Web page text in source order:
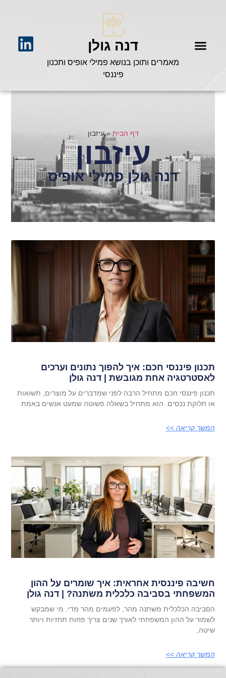
דנה גולן
מאמרים ותוכן בנושא פמילי אופיס ותכנון
פיננסי
דף הבית»עיזבון
עיזבון
דנה גולן פמילי אופיס
תכנון פיננסי חכם: איך להפוך נתונים וערכים
לאסטרטגיה אחת מגובשת | דנה גולן
תכנון פיננסי חכם מתחיל הרבה לפני שמדברים על מוצרים, תשואות
או חלוקת נכסים. הוא מתחיל בשאלה פשוטה שמעט אנשים באמת
המשך קריאה >>
חשיבה פיננסית אחראית: איך שומרים על ההון
המשפחתי בסביבה כלכלית משתנה? | דנה גולן
הסביבה הכלכלית משתנה מהר, לפעמים מהר מדי. מי שמבקש
לשמור על ההון המשפחתי לאורך שנים צריך פחות תחזיות ויותר
שיטה,
המשך קריאה >>